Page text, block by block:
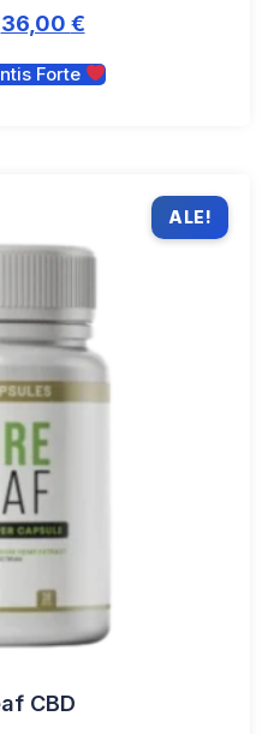
36,00 €
Forte
ALE!
CBD